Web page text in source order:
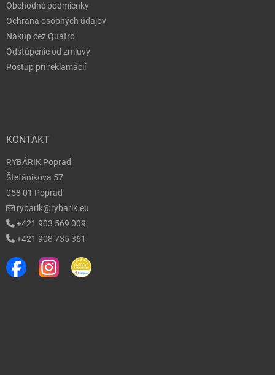
Obchodné podmienky
Ochrana osobných údajov
Nákup cez Quatro
Odstúpenie od zmluvy
Postup pri reklamácií
KONTAKT
RYBÁRIK Poprad
Štefánikova 57
058 01 Poprad
rybarik@rybarik.eu
+421 903 569 009
+421 908 735 361